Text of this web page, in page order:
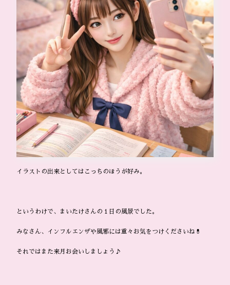
イラストの出来としてはこっちのほうが好み。
というわけで、まいたけさんの１日の風景でした。
みなさん、インフルエンザや風邪には重々お気をつけくださいね💊
それではまた来月お会いしましょう♪